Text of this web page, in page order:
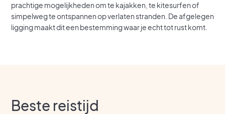
prachtige mogelijkheden om te kajakken, te kitesurfen of
simpelweg te ontspannen op verlaten stranden. De afgelegen
ligging maakt dit een bestemming waar je echt tot rust komt.
Beste reistijd